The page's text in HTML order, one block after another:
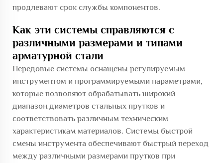
продлевают срок службы компонентов.
Как эти системы справляются с
различными размерами и типами
арматурной стали
Передовые системы оснащены регулируемым
инструментом и программируемыми параметрами,
которые позволяют обрабатывать широкий
диапазон диаметров стальных прутков и
соответствовать различным техническим
характеристикам материалов. Системы быстрой
смены инструмента обеспечивают быстрый переход
между различными размерами прутков при